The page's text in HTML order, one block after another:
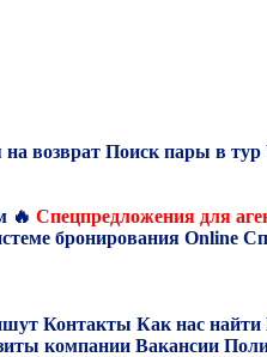
на возврат Поиск пары в тур
🔥 Спецпредложения для
бронирования Online
Контакты Как нас найти
компании Вакансии